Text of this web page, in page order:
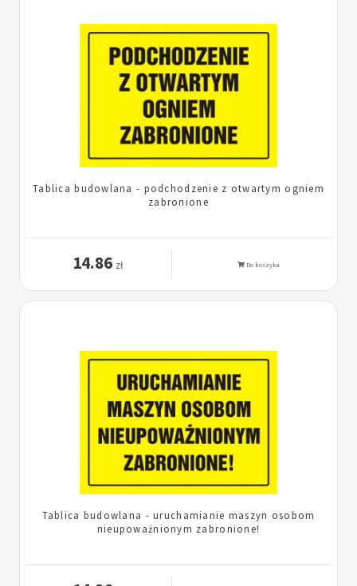
Tablica budowlana - podchodzenie z otwartym ogniem
zabronione
14.86 zł Do koszyka
Tablica budowlana - uruchamianie maszyn osobom
nieupoważnionym zabronione!